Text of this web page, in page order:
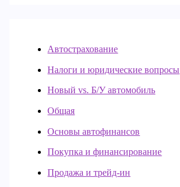
Автострахование
Налоги и юридические вопросы
Новый vs. Б/У автомобиль
Общая
Основы автофинансов
Покупка и финансирование
Продажа и трейд-ин